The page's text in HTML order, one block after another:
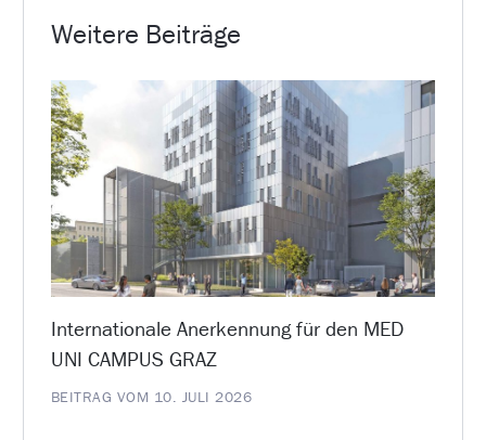
Weitere Beiträge
Internationale Anerkennung für den MED
UNI CAMPUS GRAZ
BEITRAG VOM 10. JULI 2026